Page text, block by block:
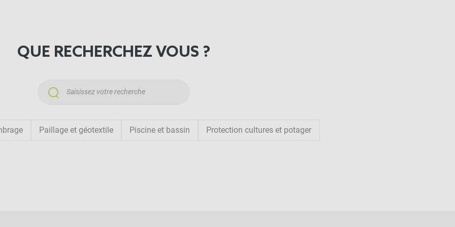
UN
QUE RECHERCHEZ VOUS ?
Paillage et géotextile Piscine et bassin Protection cultures et potager